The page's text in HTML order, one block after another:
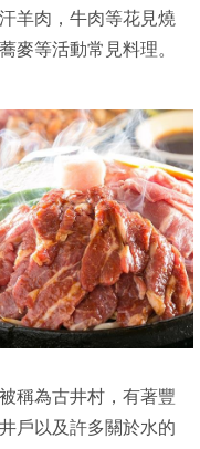
羊肉，牛肉等花見燒
麥等活動常見料理。
稱為古井村，有著豐
戶以及許多關於水的